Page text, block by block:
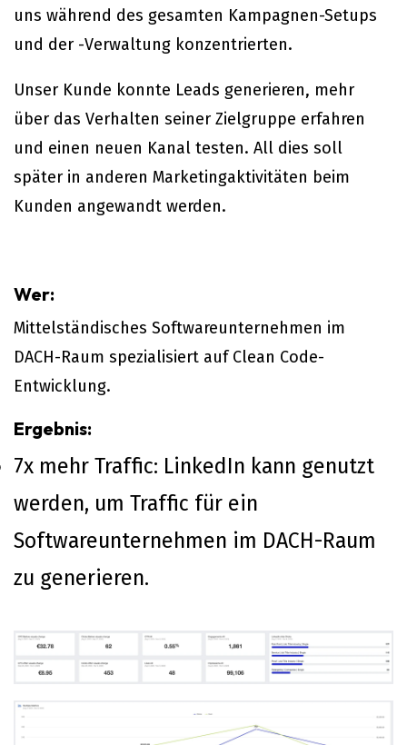
uns während des gesamten Kampagnen-Setups
und der -Verwaltung konzentrierten.
Unser Kunde konnte Leads generieren, mehr
über das Verhalten seiner Zielgruppe erfahren
und einen neuen Kanal testen. All dies soll
später in anderen Marketingaktivitäten beim
Kunden angewandt werden.
Wer:
Mittelständisches Softwareunternehmen im
DACH-Raum spezialisiert auf Clean Code-
Entwicklung.
Ergebnis:
7x mehr Traffic: LinkedIn kann genutzt
werden, um Traffic für ein
Softwareunternehmen im DACH-Raum
zu generieren.